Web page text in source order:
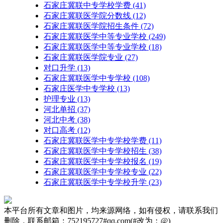
石家庄冀联中专学校学费 (41)
石家庄冀联医学院分数线 (12)
石家庄冀联医学院招生条件 (72)
石家庄冀联医学中等专业学校 (249)
石家庄冀联医学中等专业学校​ (18)
石家庄冀联医学院专业 (27)
对口升学 (13)
石家庄冀联医学中专学校 (108)
石家庄医学中专学校 (13)
护理专业 (13)
河北单招 (37)
河北中考 (38)
对口高考 (12)
石家庄冀联医学中专学校学费 (11)
石家庄冀联医学中专学校招生 (38)
石家庄冀联医学中专学校报名 (19)
石家庄冀联医学中专学校专业 (22)
石家庄冀联医学中专学校升学 (23)
本平台所有文章和图片，均来源网络，如有侵权，请联系我们
删除，联系邮箱：752195727#qq.com(#改为：@)